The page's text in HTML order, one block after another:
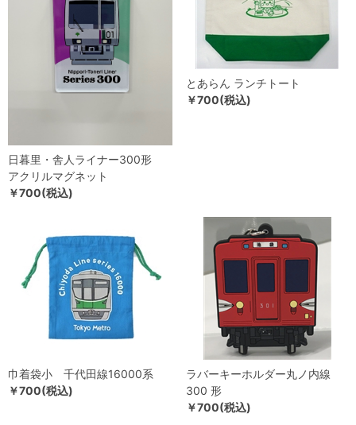
日暮里・舎人ライナー300形
アクリルマグネット
￥700(税込)
とあらん ランチトート
￥700(税込)
巾着袋小 千代田線16000系
￥700(税込)
ラバーキーホルダー丸ノ内線
300 形
￥700(税込)